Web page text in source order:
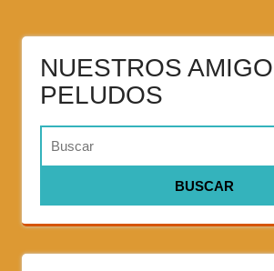
NUESTROS
PELUDOS